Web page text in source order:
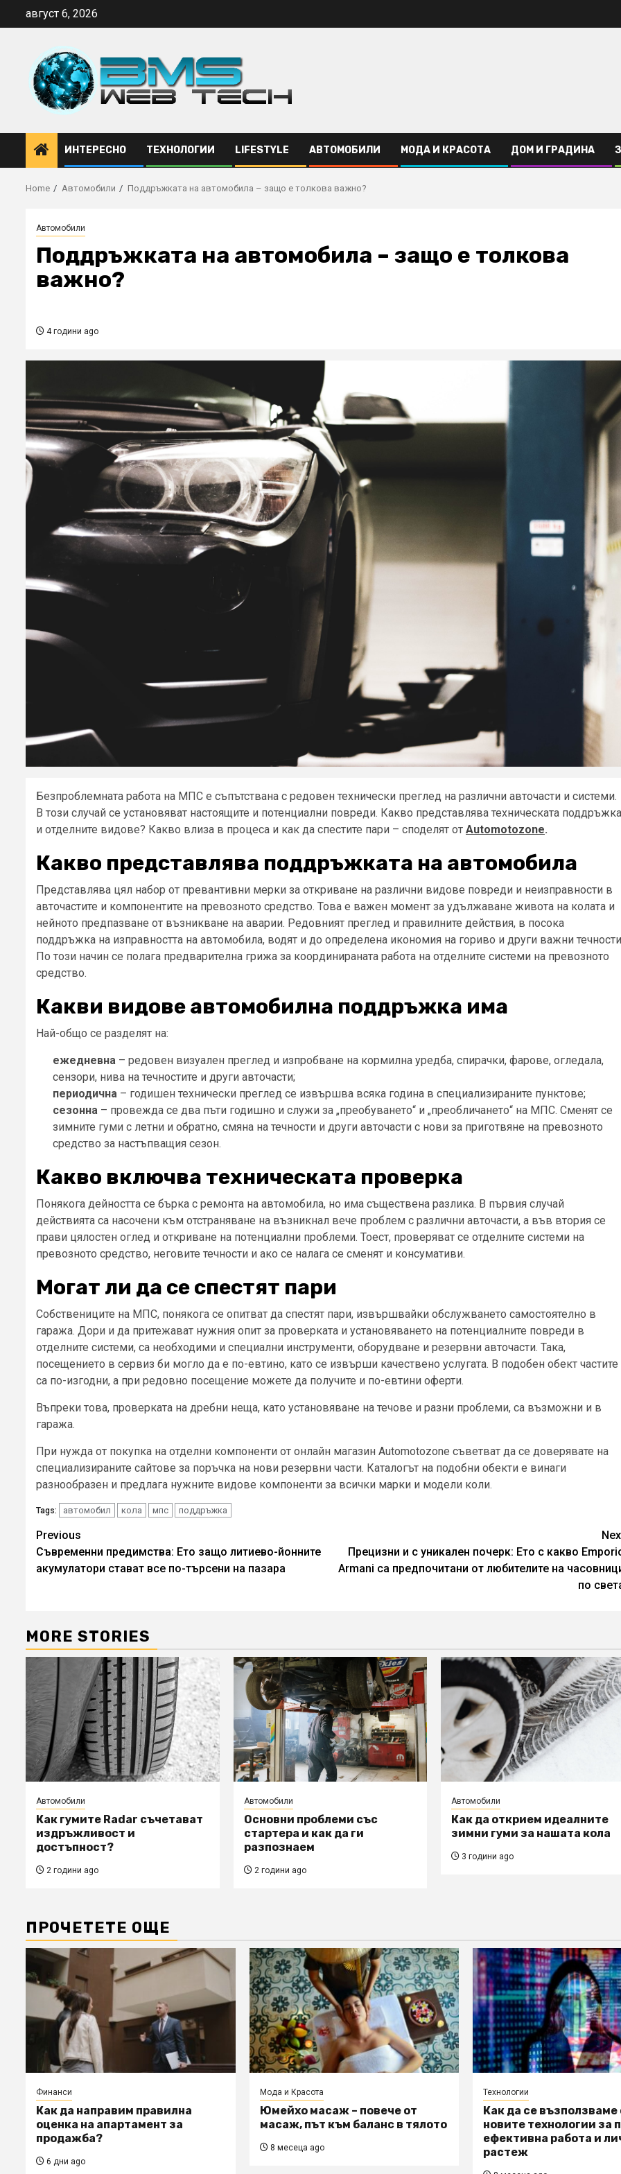
август 6, 2026
ИНТЕРЕСНО ТЕХНОЛОГИИ LIFESTYLE АВТОМОБИЛИ МОДА И КРАСОТА ДОМ И ГРАДИНА
Home Автомобили Поддръжката на автомобила – защо е толкова важно?
Автомобили
Поддръжката на автомобила – защо е толкова
важно?
4 години ago
Безпроблемната работа на МПС е съпътствана с редовен технически преглед на различни авточасти и системи.
В този случай се установяват настоящите и потенциални повреди. Какво представлява техническата поддръжка
и отделните видове? Какво влиза в процеса и как да спестите пари – споделят от Automotozone.
Какво представлява поддръжката на автомобила
Представлява цял набор от превантивни мерки за откриване на различни видове повреди и неизправности в
авточастите и компонентите на превозното средство. Това е важен момент за удължаване живота на колата и
нейното предпазване от възникване на аварии. Редовният преглед и правилните действия, в посока
поддръжка на изправността на автомобила, водят и до определена икономия на гориво и други важни
По този начин се полага предварителна грижа за координираната работа на отделните системи на превозното
средство.
Какви видове автомобилна поддръжка има
Най-общо се разделят на:
ежедневна – редовен визуален преглед и изпробване на кормилна уредба, спирачки, фарове, огледала,
сензори, нива на течностите и други авточасти;
периодична – годишен технически преглед се извършва всяка година в специализираните пунктове;
сезонна – провежда се два пъти годишно и служи за „преобуването“ и „преобличането“ на МПС. Сменят се
зимните гуми с летни и обратно, смяна на течности и други авточасти с нови за приготвяне на превозното
средство за настъпващия сезон.
Какво включва техническата проверка
Понякога дейността се бърка с ремонта на автомобила, но има съществена разлика. В първия случай
действията са насочени към отстраняване на възникнал вече проблем с различни авточасти, а във втория се
прави цялостен оглед и откриване на потенциални проблеми. Тоест, проверяват се отделните системи на
превозното средство, неговите течности и ако се налага се сменят и консумативи.
Могат ли да се спестят пари
Собствениците на МПС, понякога се опитват да спестят пари, извършвайки обслужването самостоятелно в
гаража. Дори и да притежават нужния опит за проверката и установяването на потенциалните повреди в
отделните системи, са необходими и специални инструменти, оборудване и резервни авточасти. Така,
посещението в сервиз би могло да е по-евтино, като се извърши качествено услугата. В подобен обект частите
са по-изгодни, а при редовно посещение можете да получите и по-евтини оферти.
Въпреки това, проверката на дребни неща, като установяване на течове и разни проблеми, са възможни и в
гаража.
При нужда от покупка на отделни компоненти от онлайн магазин Automotozone съветват да се доверявате на
специализираните сайтове за поръчка на нови резервни части. Каталогът на подобни обекти е винаги
разнообразен и предлага нужните видове компоненти за всички марки и модели коли.
Tags: автомобил кола мпс поддръжка
Continue
Reading
Previous
Съвременни предимства: Ето защо литиево-йонните
акумулатори стават все по-търсени на пазара
Прецизни и с уникален почерк: Ето с какво
Armani са предпочитани от любителите на
по
MORE STORIES
Автомобили
Как гумите Radar съчетават
издръжливост и
достъпност?
2 години ago
Автомобили
Основни проблеми със
стартера и как да ги
разпознаем
2 години ago
Автомобили
Как да открием идеалните
зимни гуми за нашата кола
3 години ago
ПРОЧЕТЕТЕ ОЩЕ
Финанси
Как да направим правилна
оценка на апартамент за
продажба?
6 дни ago
Мода и Красота
Юмейхо масаж – повече от
масаж, път към баланс в тялото
8 месеца ago
Технологии
Как да се възползваме
новите технологии за
ефективна работа и
растеж